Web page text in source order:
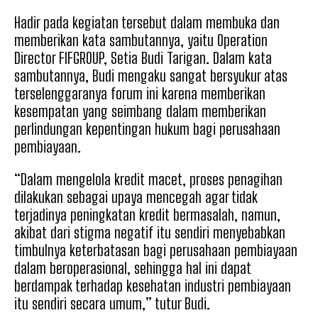
Hadir pada kegiatan tersebut dalam membuka dan
memberikan kata sambutannya, yaitu Operation
Director FIFGROUP, Setia Budi Tarigan. Dalam kata
sambutannya, Budi mengaku sangat bersyukur atas
terselenggaranya forum ini karena memberikan
kesempatan yang seimbang dalam memberikan
perlindungan kepentingan hukum bagi perusahaan
pembiayaan.
“Dalam mengelola kredit macet, proses penagihan
dilakukan sebagai upaya mencegah agar tidak
terjadinya peningkatan kredit bermasalah, namun,
akibat dari stigma negatif itu sendiri menyebabkan
timbulnya keterbatasan bagi perusahaan pembiayaan
dalam beroperasional, sehingga hal ini dapat
berdampak terhadap kesehatan industri pembiayaan
itu sendiri secara umum,” tutur Budi.